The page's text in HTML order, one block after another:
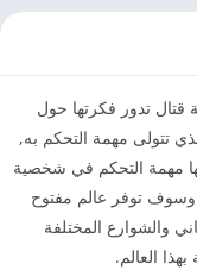
قتال تدور فكرتها حول
تتولى مهمة التحكم به,
مهمة التحكم في شخصية
وسوف توفر عالم مفتوح
والشوارع المختلفة
العالم.